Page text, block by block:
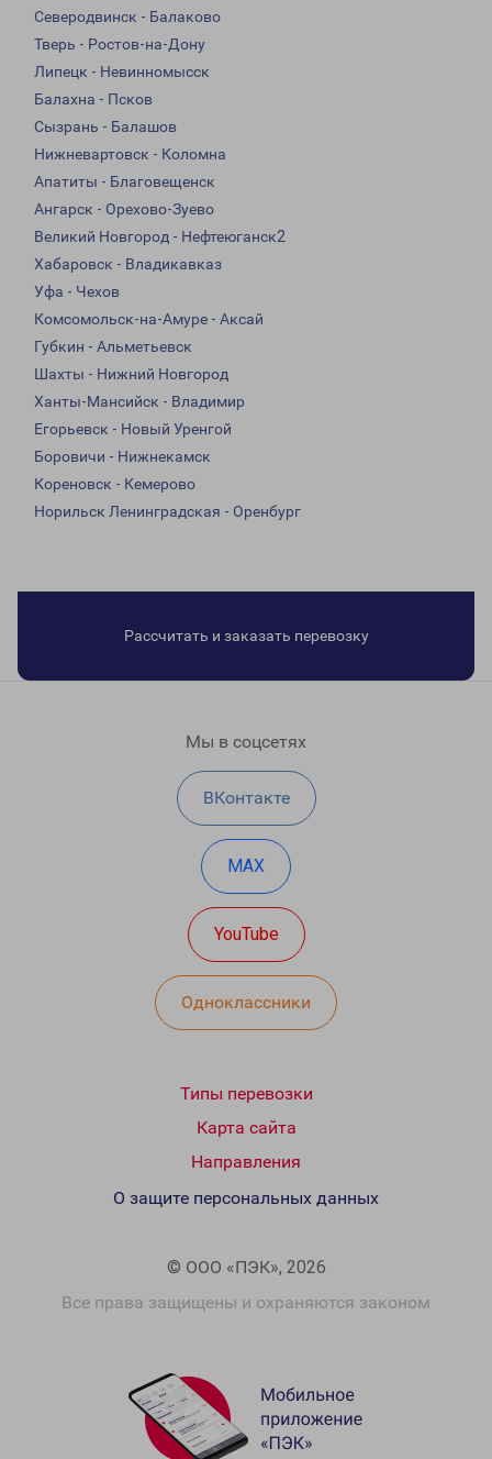
Северодвинск - Балаково
Тверь - Ростов-на-Дону
Липецк - Невинномысск
Балахна - Псков
Сызрань - Балашов
Нижневартовск - Коломна
Апатиты - Благовещенск
Ангарск - Орехово-Зуево
Великий Новгород - Нефтеюганск2
Хабаровск - Владикавказ
Уфа - Чехов
Комсомольск-на-Амуре - Аксай
Губкин - Альметьевск
Шахты - Нижний Новгород
Ханты-Мансийск - Владимир
Егорьевск - Новый Уренгой
Боровичи - Нижнекамск
Кореновск - Кемерово
Норильск Ленинградская - Оренбург
Рассчитать и заказать перевозку
Мы в соцсетях
ВКонтакте
MAX
YouTube
Одноклассники
Типы перевозки
Карта сайта
Направления
© ООО «ПЭК», 2026
Все права защищены и охраняются законом
О защите персональных данных